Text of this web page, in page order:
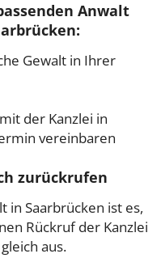
Anwalt
Gewalt in Ihrer
der Kanzlei in
vereinbaren
zurückrufen
in Saarbrücken ist es,
Rückruf der Kanzlei
aus.